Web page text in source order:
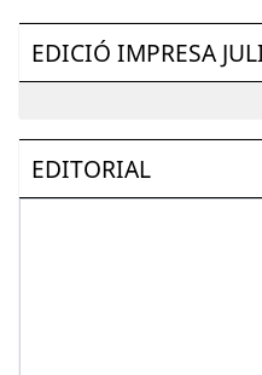
EDICIÓ IMPRESA
EDITORIAL